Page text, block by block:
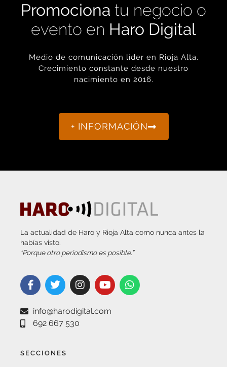
Promociona tu negocio o
evento en Haro Digital
Medio de comunicación líder en Rioja Alta.
Crecimiento constante desde nuestro
nacimiento en 2016.
+ INFORMACIÓN
La actualidad de Haro y Rioja Alta como nunca antes la
habías visto.
“Porque otro periodismo es posible.”
info@harodigital.com
692 667 530
SECCIONES